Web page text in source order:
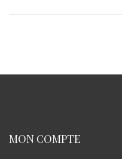
MON COMPTE